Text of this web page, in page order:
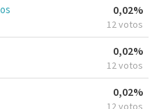
0,02%
12 votos
0,02%
12 votos
0,02%
12 votos